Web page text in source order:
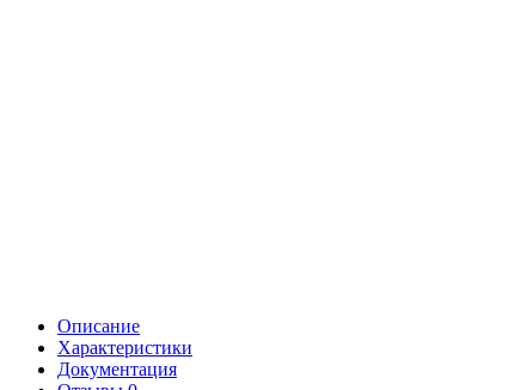
Описание
Характеристики
Документация